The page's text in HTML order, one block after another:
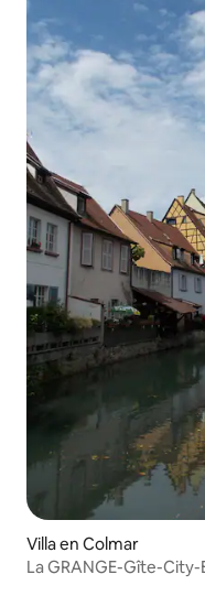
Villa en Colmar
La GRANGE-Gîte-